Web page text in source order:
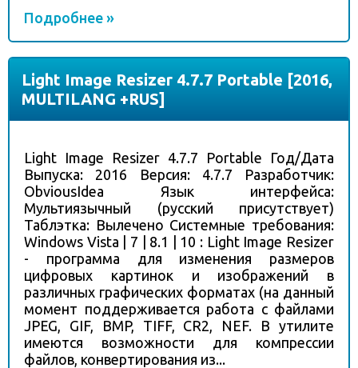
Подробнее »
Light Image Resizer 4.7.7 Portable [2016,
MULTILANG +RUS]
Light Image Resizer 4.7.7 Portable Год/Дата
Выпуска: 2016 Версия: 4.7.7 Разработчик:
ObviousIdea Язык интерфейса:
Мультиязычный (русский присутствует)
Таблэтка: Вылечено Системные требования:
Windows Vista | 7 | 8.1 | 10 : Light Image Resizer
- программа для изменения размеров
цифровых картинок и изображений в
различных графических форматах (на данный
момент поддерживается работа с файлами
JPEG, GIF, BMP, TIFF, CR2, NEF. В утилите
имеются возможности для компрессии
файлов, конвертирования из...